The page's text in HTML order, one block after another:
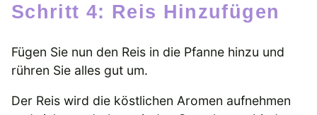
Schritt 4: Reis Hinzufügen
Fügen Sie nun den Reis in die Pfanne hinzu und
rühren Sie alles gut um.
Der Reis wird die köstlichen Aromen aufnehmen